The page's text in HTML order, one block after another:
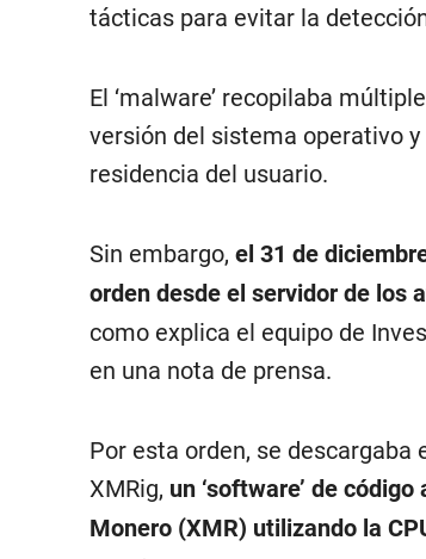
tácticas para evitar la
El ‘malware’ recopilaba
versión del sistema operativo
residencia del usuario.
Sin embargo, el 31 de
orden desde el servidor de los
como explica el equipo de
en una nota de prensa.
Por esta orden, se
XMRig, un ‘software’ de
Monero (XMR) utilizando la